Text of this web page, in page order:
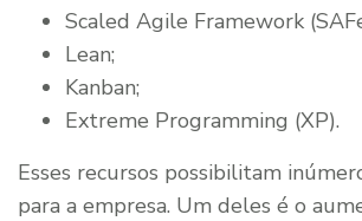
Scaled Agile Framework
Lean;
Kanban;
Extreme Programming (XP).
Esses recursos possibilitam
para a empresa. Um deles é o